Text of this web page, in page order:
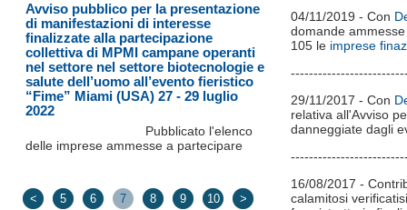
04/11/2019 - Con
domande
105 le imprese
29/11/2017 - Con
relativa all'Avviso
danneggiate dagli
16/08/2017 -
calamitosi
Avviso pubblico per la presentazione
di manifestazioni di interesse
finalizzate alla partecipazione
collettiva di MPMI campane operanti
nel settore nel settore biotecnologie e
salute dell’uomo all’evento fieristico
“Fime” Miami (USA) 27 - 29 luglio
2022
Pubblicato l'elenco
delle imprese ammesse a partecipare
< 5 6 7 8 9 10 >